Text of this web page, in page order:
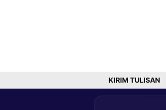
KIRIM TULISAN